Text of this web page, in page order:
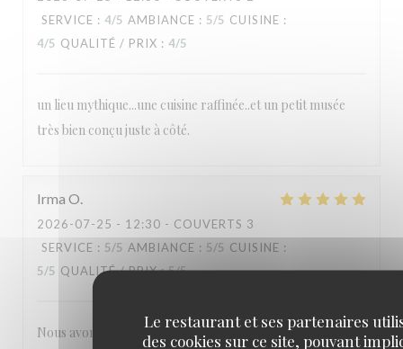
Le restaurant et ses partenaires
des cookies sur ce site, pouvant
SERVICE : 4/5 AMBIANCE : 5/5 CUISINE :
4/5 QUALITÉ / PRIX : 4/5
un lieu mythique...une cuisine raffinée..et un petit musée
très bien conçu juste à côté.
Irma O
2026-07-25 - 12:30 - COUVERTS 3
SERVICE : 5/5 AMBIANCE : 5/5 CUISINE :
5/5 QUALITÉ / PRIX: 5/5
Nous avons tous aimé notre visite : la cuisine française telle